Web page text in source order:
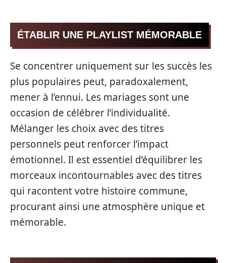
ÉTABLIR UNE PLAYLIST MÉMORABLE
Se concentrer uniquement sur les succès les
plus populaires peut, paradoxalement,
mener à l’ennui. Les mariages sont une
occasion de célébrer l’individualité.
Mélanger les choix avec des titres
personnels peut renforcer l’impact
émotionnel. Il est essentiel d’équilibrer les
morceaux incontournables avec des titres
qui racontent votre histoire commune,
procurant ainsi une atmosphère unique et
mémorable.